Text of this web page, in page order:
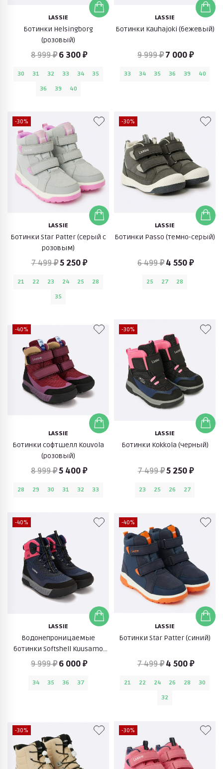
LASSIE
Ботинки Helsingborg
(розовый)
8 999 ₽ 6 300 ₽
30 31 32 33 34
35
36
39 40
LASSIE
Ботинки Kauhajoki (бежевый)
9 999 ₽ 7 000 ₽
33 34 35 36 39 40
-30%
LASSIE
Ботинки Star Patter (серый с
розовым)
7 499 ₽5 250 ₽
21 22 23 24 25
28
35
-30%
LASSIE
Ботинки Passo (темно-серый)
6 499 ₽ 4 550 ₽
25 27 28
-40%
LASSIE
Ботинки софтшелл Kouvola
(розовый)
8 999 ₽5 400 ₽
28 29 30 31 32 33
-30%
LASSIE
Ботинки Kokkola (черный)
7 499 ₽5 250 ₽
23 25 26 27
-40%
LASSIE
Водонепроницаемые
ботинки Softshell Kuusamo
(синий)
9 999 ₽ 6 000 ₽
34 35 36 37
-40%
LASSIE
Ботинки Star Patter (синий)
7 499 ₽ 4 500 ₽
21 22 24 26 28
30
32
-30% -30%